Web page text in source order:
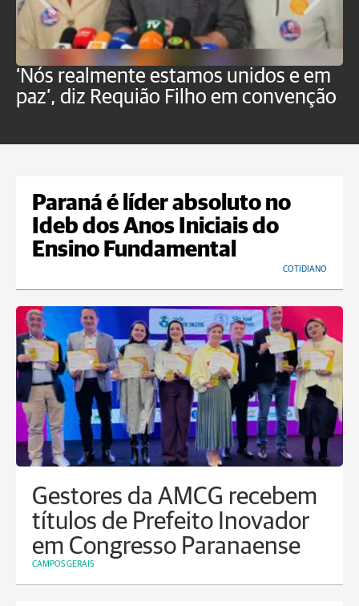
‘Nós realmente estamos unidos e em
paz’, diz Requião Filho em convenção
Paraná é líder absoluto no
Ideb dos Anos Iniciais do
Ensino Fundamental
COTIDIANO
Gestores da AMCG recebem
títulos de Prefeito Inovador
em Congresso Paranaense
CAMPOS GERAIS